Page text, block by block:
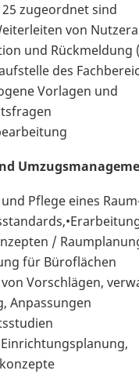
zugeordnet sind
von
und Rückmeldung
des
Vorlagen und
Pflege eines
/
für Büroflächen
Vorschlägen,
Anpassungen